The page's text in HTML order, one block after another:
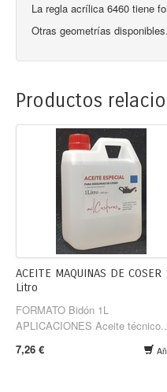
La regla acrílica 6460 tiene
Otras geometrías disponibles.
Productos
ACEITE MAQUINAS DE COSER
Litro
FORMATO Bidón 1L
APLICACIONES Aceite
7,26 €